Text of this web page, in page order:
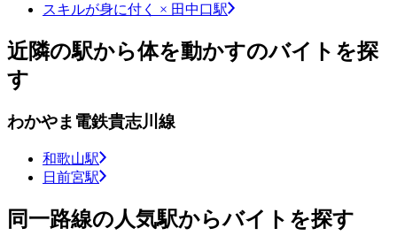
スキルが身に付く × 田中口駅
近隣の駅から体を動かすのバイトを探
す
わかやま電鉄貴志川線
和歌山駅
日前宮駅
同一路線の人気駅からバイトを探す